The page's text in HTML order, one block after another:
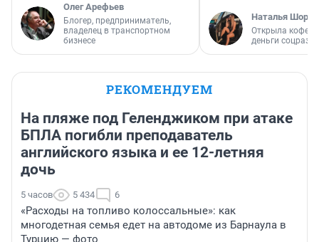
Олег Арефьев
Блогер, предприниматель,
владелец в транспортном
бизнесе
Наталья
Открыла
деньги
РЕКОМЕНДУЕМ
На пляже под Геленджиком при атаке
БПЛА погибли преподаватель
английского языка и ее 12-летняя
дочь
5 часов 5 434 6
«Расходы на топливо колоссальные»: как
многодетная семья едет на автодоме из Барнаула в
Турцию — фото